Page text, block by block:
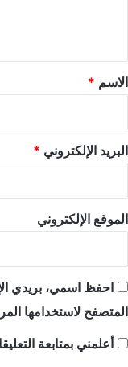
*
الاسم *
البريد الإلكتروني *
الموقع الإلكتروني
احفظ اسمي، بريدي
المتصفح لاستخدامها
أعلمني بمتابعة